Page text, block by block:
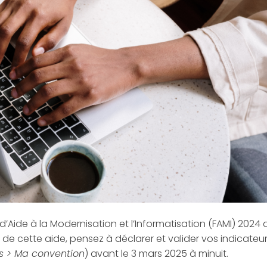
à la Modernisation et l’Informatisation (FAMI) 2024
de cette aide, pensez à déclarer et valider vos
> Ma convention) avant le 3 mars 2025 à minuit.